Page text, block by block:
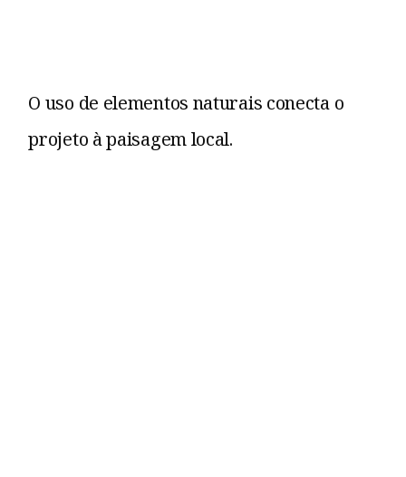
O uso de elementos naturais conecta o
projeto à paisagem local.